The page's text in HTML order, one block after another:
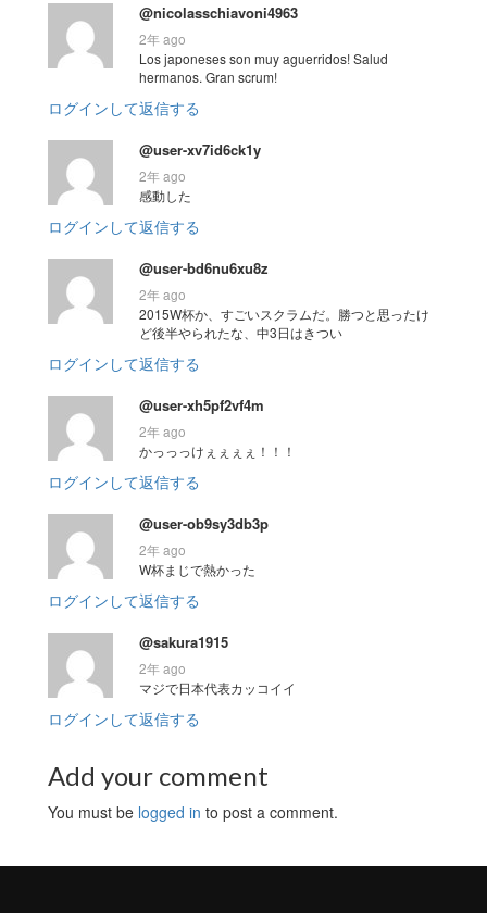
@nicolasschiavoni4963
2年 ago
Los japoneses son muy aguerridos! Salud
hermanos. Gran scrum!
ログインして返信する
@user-xv7id6ck1y
2年 ago
感動した
ログインして返信する
@user-bd6nu6xu8z
2年 ago
2015W杯か、すごいスクラムだ。勝つと思ったけ
ど後半やられたな、中3日はきつい
ログインして返信する
@user-xh5pf2vf4m
2年 ago
かっっっけぇぇぇぇ！！！
ログインして返信する
@user-ob9sy3db3p
2年 ago
W杯まじで熱かった
ログインして返信する
@sakura1915
2年 ago
マジで日本代表カッコイイ
ログインして返信する
Add your comment
You must be logged in to post a comment.